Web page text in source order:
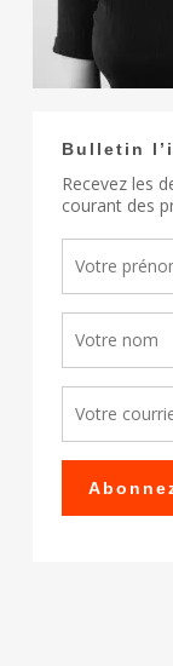
Bulletin
Recevez les
courant des